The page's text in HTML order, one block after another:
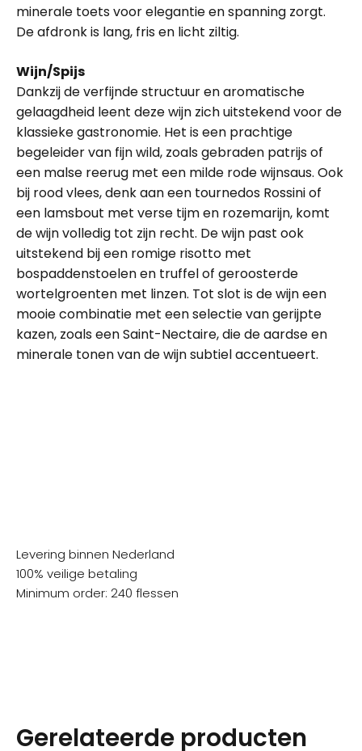
minerale toets voor elegantie en spanning zorgt.
De afdronk is lang, fris en licht ziltig.
Wijn/Spijs
Dankzij de verfijnde structuur en aromatische
gelaagdheid leent deze wijn zich uitstekend voor de
klassieke gastronomie. Het is een prachtige
begeleider van fijn wild, zoals gebraden patrijs of
een malse reerug met een milde rode wijnsaus. Ook
bij rood vlees, denk aan een tournedos Rossini of
een lamsbout met verse tijm en rozemarijn, komt
de wijn volledig tot zijn recht. De wijn past ook
uitstekend bij een romige risotto met
bospaddenstoelen en truffel of geroosterde
wortelgroenten met linzen. Tot slot is de wijn een
mooie combinatie met een selectie van gerijpte
kazen, zoals een Saint-Nectaire, die de aardse en
minerale tonen van de wijn subtiel accentueert.
Levering binnen Nederland
100% veilige betaling
Minimum order: 240 flessen
Gerelateerde producten